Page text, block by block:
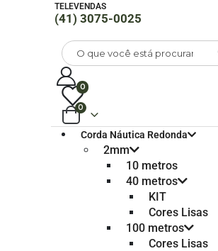
TELEVENDAS
(41) 3075-0025
0
0
Corda Náutica Redonda
2mm
10 metros
40 metros
KIT
Cores Lisas
100 metros
Cores Lisas